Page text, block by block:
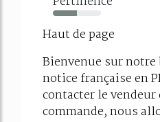
50%
Haut de page
Bienvenue sur
notice française en
contacter le
commande, nous